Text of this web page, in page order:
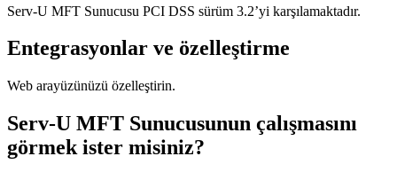
Serv-U MFT Sunucusu PCI DSS sürüm 3.2’yi karşılamaktadır.
Entegrasyonlar ve özelleştirme
Web arayüzünüzü özelleştirin.
Serv-U MFT Sunucusunun çalışmasını
görmek ister misiniz?